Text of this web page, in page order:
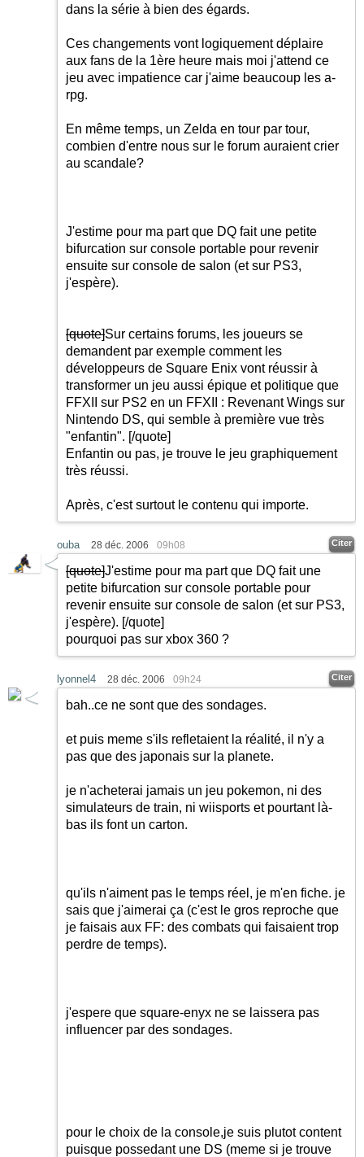
dans la série à bien des égards.
Ces changements vont logiquement déplaire
aux fans de la 1ère heure mais moi j'attend ce
jeu avec impatience car j'aime beaucoup les a-
rpg.
En même temps, un Zelda en tour par tour,
combien d'entre nous sur le forum auraient crier
au scandale?
J'estime pour ma part que DQ fait une petite
bifurcation sur console portable pour revenir
ensuite sur console de salon (et sur PS3,
j'espère).
[quote]Sur certains forums, les joueurs se
demandent par exemple comment les
développeurs de Square Enix vont réussir à
transformer un jeu aussi épique et politique que
FFXII sur PS2 en un FFXII : Revenant Wings sur
Nintendo DS, qui semble à première vue très
"enfantin". [/quote]
Enfantin ou pas, je trouve le jeu graphiquement
très réussi.
Après, c'est surtout le contenu qui importe.
ouba 28 déc. 2006 09h08 Citer
[quote]J'estime pour ma part que DQ fait une
petite bifurcation sur console portable pour
revenir ensuite sur console de salon (et sur PS3,
j'espère). [/quote]
pourquoi pas sur xbox 360 ?
lyonnel4 28 déc. 2006 09h24 Citer
bah..ce ne sont que des sondages.
et puis meme s'ils refletaient la réalité, il n'y a
pas que des japonais sur la planete.
je n'acheterai jamais un jeu pokemon, ni des
simulateurs de train, ni wiisports et pourtant là-
bas ils font un carton.
qu'ils n'aiment pas le temps réel, je m'en fiche. je
sais que j'aimerai ça (c'est le gros reproche que
je faisais aux FF: des combats qui faisaient trop
perdre de temps).
j'espere que square-enyx ne se laissera pas
influencer par des sondages.
pour le choix de la console,je suis plutot content
puisque possedant une DS (meme si je trouve